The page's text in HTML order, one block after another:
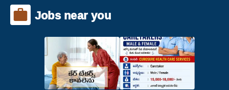
Jobs near you